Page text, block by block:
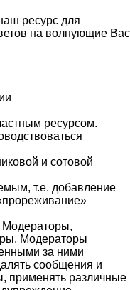
ресурс для
на волнующие Вас
ресурсом.
и сотовой
т.е. добавление
Модераторы,
Модераторы
за ними
сообщения и
применять различные